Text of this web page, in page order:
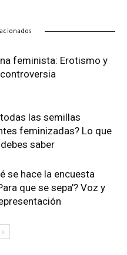
feminista: Erotismo y
controversia
las semillas
feminizadas? Lo que
debes saber
se hace la encuesta
que se sepa’? Voz y